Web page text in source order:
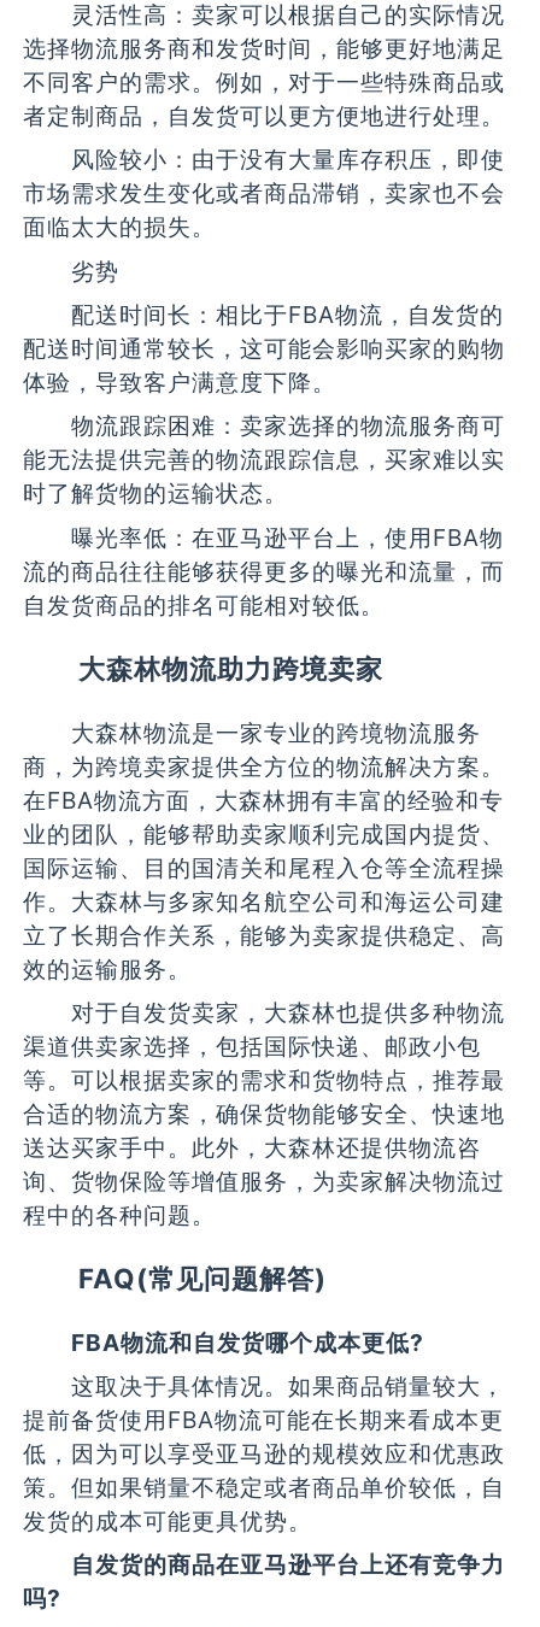
灵活性高：卖家可以根据自己的实际情况
选择物流服务商和发货时间，能够更好地满足
不同客户的需求。例如，对于一些特殊商品或
者定制商品，自发货可以更方便地进行处理。
风险较小：由于没有大量库存积压，即使
市场需求发生变化或者商品滞销，卖家也不会
面临太大的损失。
劣势
配送时间长：相比于FBA物流，自发货的
配送时间通常较长，这可能会影响买家的购物
体验，导致客户满意度下降。
物流跟踪困难：卖家选择的物流服务商可
能无法提供完善的物流跟踪信息，买家难以实
时了解货物的运输状态。
曝光率低：在亚马逊平台上，使用FBA物
流的商品往往能够获得更多的曝光和流量，而
自发货商品的排名可能相对较低。
大森林物流助力跨境卖家
大森林物流是一家专业的跨境物流服务
商，为跨境卖家提供全方位的物流解决方案。
在FBA物流方面，大森林拥有丰富的经验和专
业的团队，能够帮助卖家顺利完成国内提货、
国际运输、目的国清关和尾程入仓等全流程操
作。大森林与多家知名航空公司和海运公司建
立了长期合作关系，能够为卖家提供稳定、高
效的运输服务。
对于自发货卖家，大森林也提供多种物流
渠道供卖家选择，包括国际快递、邮政小包
等。可以根据卖家的需求和货物特点，推荐最
合适的物流方案，确保货物能够安全、快速地
送达买家手中。此外，大森林还提供物流咨
询、货物保险等增值服务，为卖家解决物流过
程中的各种问题。
FAQ(常见问题解答)
FBA物流和自发货哪个成本更低?
这取决于具体情况。如果商品销量较大，
提前备货使用FBA物流可能在长期来看成本更
低，因为可以享受亚马逊的规模效应和优惠政
策。但如果销量不稳定或者商品单价较低，自
发货的成本可能更具优势。
自发货的商品在亚马逊平台上还有竞争力
吗?